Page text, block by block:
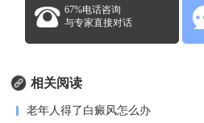
67%电话咨询
与专家直接对话
相关阅读
老年人得了白癜风怎么办